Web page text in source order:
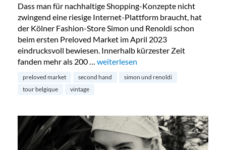
Dass man für nachhaltige Shopping-Konzepte nicht
zwingend eine riesige Internet-Plattform braucht, hat
der Kölner Fashion-Store Simon und Renoldi schon
beim ersten Preloved Market im April 2023
eindrucksvoll bewiesen. Innerhalb kürzester Zeit
fanden mehr als 200 … „Preloved Market by Simon &
weiterlesen
preloved market second hand
simon und renoldi
tour belgique
vintage